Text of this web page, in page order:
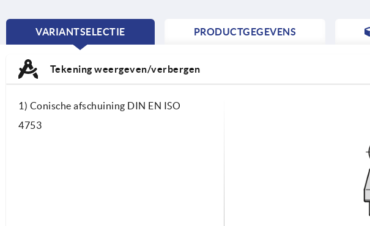
VARIANTSELECTIE
CURRENT
PRODUCTGEGEVENS
Tekening weergeven/verbergen
1) Conische afschuining DIN EN ISO
4753